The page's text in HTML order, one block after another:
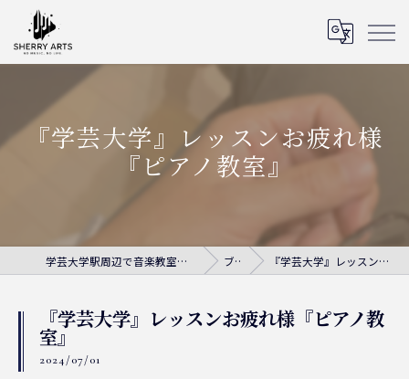
『学芸大学』レッスンお疲れ様
『ピアノ教室』
学芸大学駅周辺で音楽教室ならシェリー・アーツ音楽教室 ブログ 『学芸大学』レッスンお疲れ様『ピアノ教室』
『学芸大学』レッスンお疲れ様『ピアノ教
室』
2024/07/01